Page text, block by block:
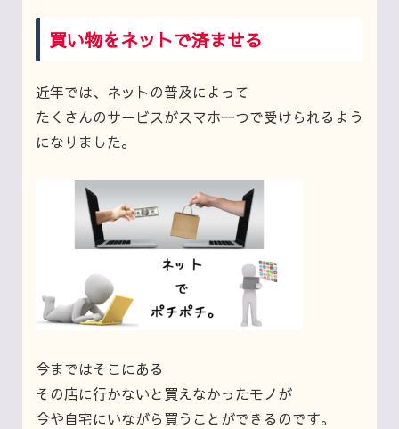
買い物をネットで済ませる
近年では、ネットの普及によって
たくさんのサービスがスマホ一つで受けられるよう
になりました。
今まではそこにある
その店に行かないと買えなかったモノが
今や自宅にいながら買うことができるのです。